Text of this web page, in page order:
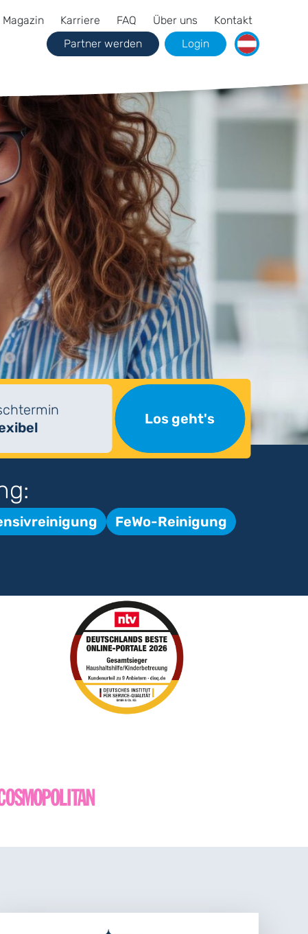
Magazin Karriere FAQ Über uns
Kontakt
Partner werden Login
Los geht's
FeWo-Reinigung